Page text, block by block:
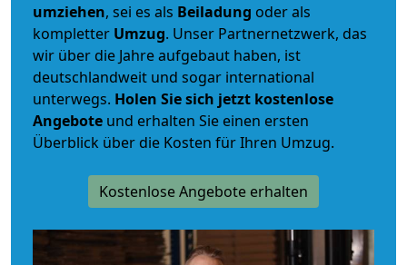
umziehen, sei es als Beiladung oder als
kompletter Umzug. Unser Partnernetzwerk, das
wir über die Jahre aufgebaut haben, ist
deutschlandweit und sogar international
unterwegs. Holen Sie sich jetzt kostenlose
Angebote und erhalten Sie einen ersten
Überblick über die Kosten für Ihren Umzug.
Kostenlose Angebote erhalten